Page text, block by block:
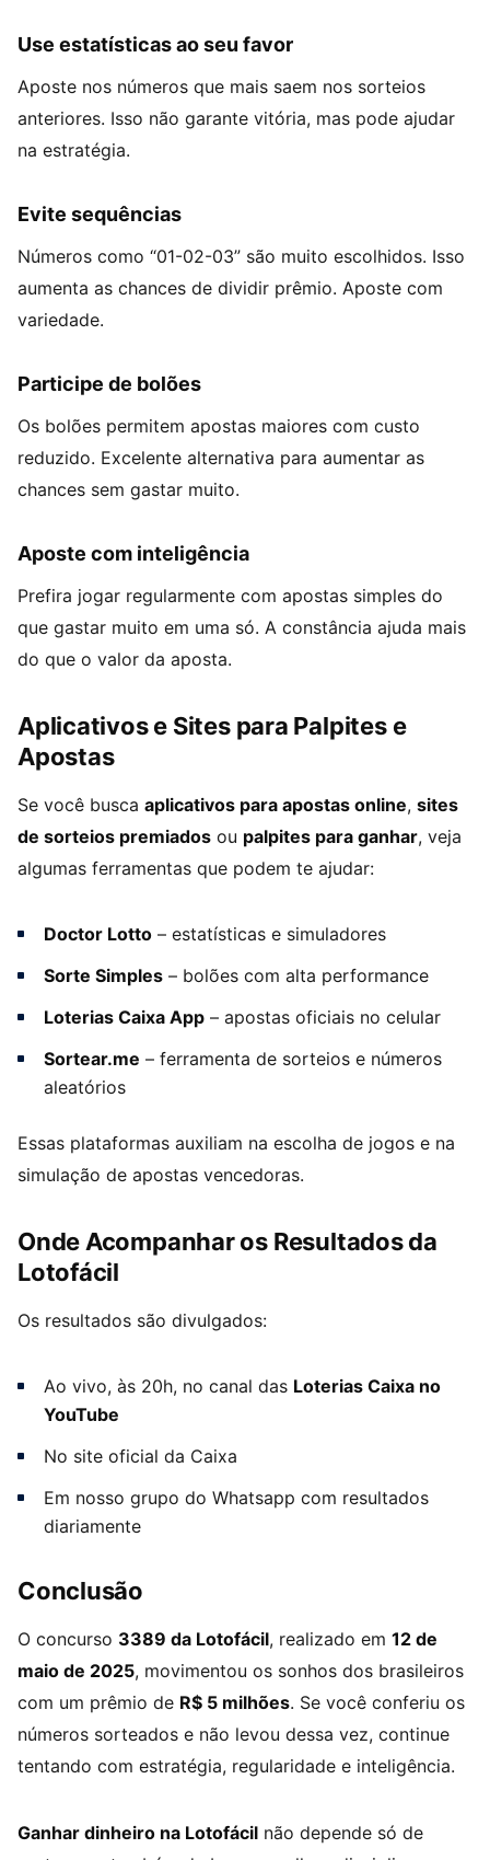
Use estatísticas ao seu favor
Aposte nos números que mais saem nos sorteios
anteriores. Isso não garante vitória, mas pode ajudar
na estratégia.
Evite sequências
Números como “01-02-03” são muito escolhidos. Isso
aumenta as chances de dividir prêmio. Aposte com
variedade.
Participe de bolões
Os bolões permitem apostas maiores com custo
reduzido. Excelente alternativa para aumentar as
chances sem gastar muito.
Aposte com inteligência
Prefira jogar regularmente com apostas simples do
que gastar muito em uma só. A constância ajuda mais
do que o valor da aposta.
Aplicativos e Sites para Palpites e
Apostas
Se você busca aplicativos para apostas online, sites
de sorteios premiados ou palpites para ganhar, veja
algumas ferramentas que podem te ajudar:
Doctor Lotto – estatísticas e simuladores
Sorte Simples – bolões com alta performance
Loterias Caixa App – apostas oficiais no celular
Sortear.me – ferramenta de sorteios e números
aleatórios
Essas plataformas auxiliam na escolha de jogos e na
simulação de apostas vencedoras.
Onde Acompanhar os Resultados da
Lotofácil
Os resultados são divulgados:
Ao vivo, às 20h, no canal das Loterias Caixa no
YouTube
No site oficial da Caixa
Em nosso grupo do Whatsapp com resultados
diariamente
Conclusão
O concurso 3389 da Lotofácil, realizado em 12 de
maio de 2025, movimentou os sonhos dos brasileiros
com um prêmio de R$ 5 milhões. Se você conferiu os
números sorteados e não levou dessa vez, continue
tentando com estratégia, regularidade e inteligência.
Ganhar dinheiro na Lotofácil não depende só de